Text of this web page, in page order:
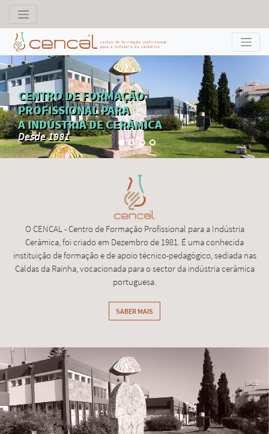
CENTRO DE FORMAÇÃO
PROFISSIONAL PARA
A INDÚSTRIA DE CERÂMICA
Desde 1981
O CENCAL - Centro de Formação Profissional para a Indústria
Cerâmica, foi criado em Dezembro de 1981. É uma conhecida
instituição de formação e de apoio técnico-pedagógico, sediada nas
Caldas da Rainha, vocacionada para o sector da indústria cerâmica
portuguesa.
SABER MAIS